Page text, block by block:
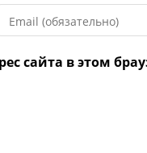
свой
сайта в этом